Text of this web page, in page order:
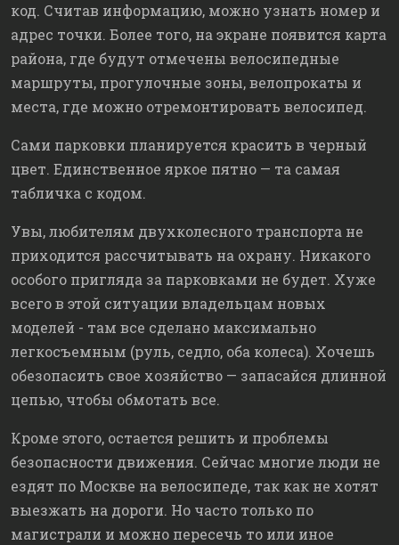
код. Считав информацию, можно узнать номер и
адрес точки. Более того, на экране появится карта
района, где будут отмечены велосипедные
маршруты, прогулочные зоны, велопрокаты и
места, где можно отремонтировать велосипед.
Сами парковки планируется красить в черный
цвет. Единственное яркое пятно — та самая
табличка с кодом.
Увы, любителям двухколесного транспорта не
приходится рассчитывать на охрану. Никакого
особого пригляда за парковками не будет. Хуже
всего в этой ситуации владельцам новых
моделей - там все сделано максимально
легкосъемным (руль, седло, оба колеса). Хочешь
обезопасить свое хозяйство — запасайся длинной
цепью, чтобы обмотать все.
Кроме этого, остается решить и проблемы
безопасности движения. Сейчас многие люди не
ездят по Москве на велосипеде, так как не хотят
выезжать на дороги. Но часто только по
магистрали и можно пересечь то или иное